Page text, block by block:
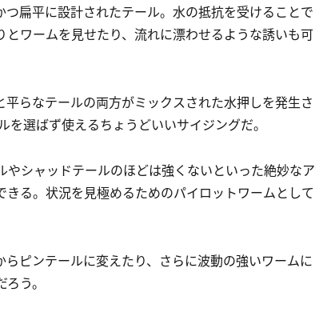
扁平に設計されたテール。水の抵抗を受けることで
ワームを見せたり、流れに漂わせるような誘いも可
らなテールの両方がミックスされた水押しを発生さ
選ばず使えるちょうどいいサイジングだ。
シャッドテールのほどは強くないといった絶妙なア
る。状況を見極めるためのパイロットワームとして
ピンテールに変えたり、さらに波動の強いワームに
う。